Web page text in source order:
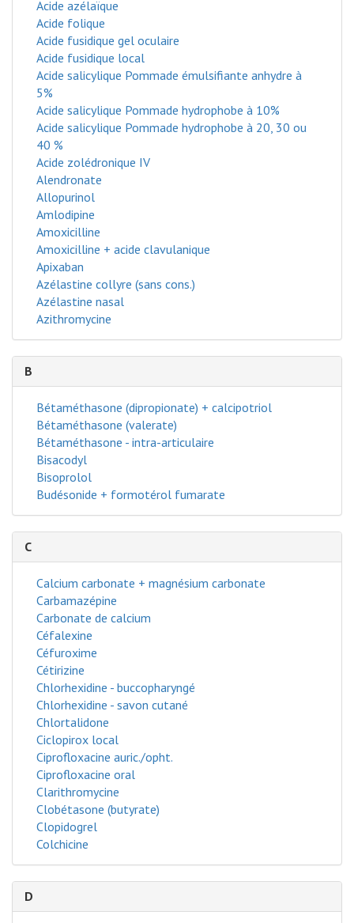
Acide azélaïque
Acide folique
Acide fusidique gel oculaire
Acide fusidique local
Acide salicylique Pommade émulsifiante anhydre à
5%
Acide salicylique Pommade hydrophobe à 10%
Acide salicylique Pommade hydrophobe à 20, 30 ou
40 %
Acide zolédronique IV
Alendronate
Allopurinol
Amlodipine
Amoxicilline
Amoxicilline + acide clavulanique
Apixaban
Azélastine collyre (sans cons.)
Azélastine nasal
Azithromycine
B
Bétaméthasone (dipropionate) + calcipotriol
Bétaméthasone (valerate)
Bétaméthasone - intra-articulaire
Bisacodyl
Bisoprolol
Budésonide + formotérol fumarate
C
Calcium carbonate + magnésium carbonate
Carbamazépine
Carbonate de calcium
Céfalexine
Céfuroxime
Cétirizine
Chlorhexidine - buccopharyngé
Chlorhexidine - savon cutané
Chlortalidone
Ciclopirox local
Ciprofloxacine auric./opht.
Ciprofloxacine oral
Clarithromycine
Clobétasone (butyrate)
Clopidogrel
Colchicine
D